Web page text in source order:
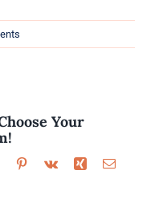
Your
TumblrPinterest
Vk Xing Email